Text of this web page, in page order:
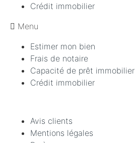
Crédit immobilier
Menu
Estimer mon bien
Frais de notaire
Capacité de prêt immobilier
Crédit immobilier
Avis clients
Mentions légales